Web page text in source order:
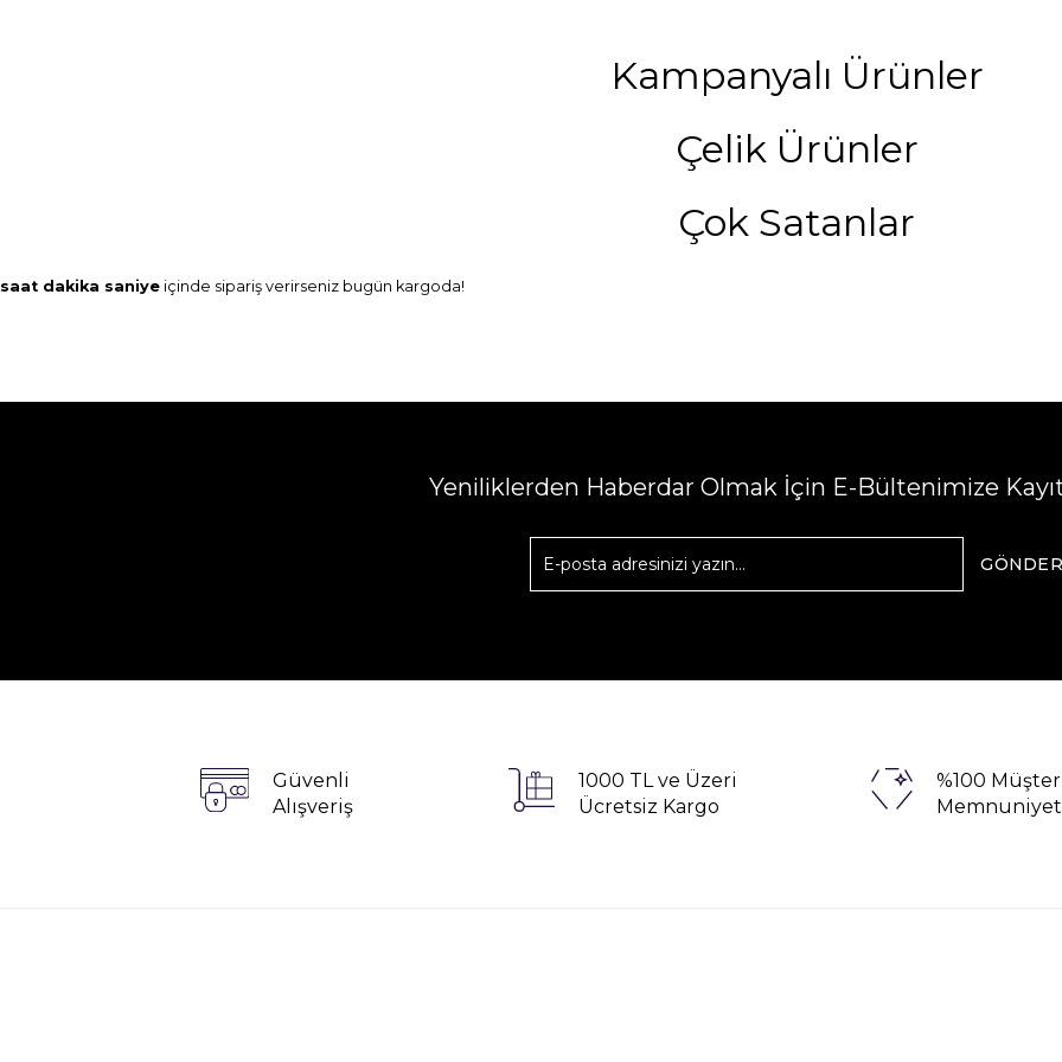
Kampanyalı Ürünler
Çelik Ürünler
Çok Satanlar
saat dakika saniye içinde sipariş verirseniz bugün kargoda!
Yeniliklerden Haberdar Olmak İçin E-Bültenimize
GÖNDER
Güvenli
Alışveriş
1000 TL ve Üzeri
Ücretsiz Kargo
%100